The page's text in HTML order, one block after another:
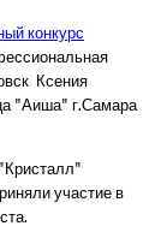
конкурс
Ксения
"Аиша" г.Самара
участие в